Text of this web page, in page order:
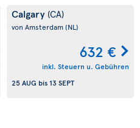
Calgary (CA)
von Amsterdam(NL)
632 €
inkl. Steuern u. Gebühren
25 AUG bis 13 SEPT